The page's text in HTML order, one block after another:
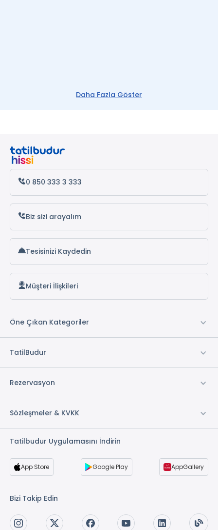
Daha Fazla Göster
0 850 333 3 333
Biz sizi arayalım
Tesisinizi Kaydedin
Müşteri İlişkileri
Öne Çıkan Kategoriler
TatilBudur
Rezervasyon
Sözleşmeler & KVKK
Tatilbudur Uygulamasını İndirin
App Store Google Play AppGallery
Bizi Takip Edin